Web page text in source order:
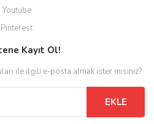
Youtube
Pinterest
Kayıt Ol!
ile ilgili e-posta almak ister misiniz?
EKLE